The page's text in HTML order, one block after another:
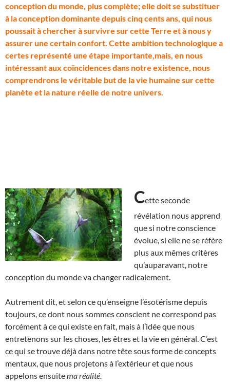
conception du monde, plus complète; elle doit se substituer
à la conception dominante depuis cinq cents ans, qui nous
poussait à chercher à survivre sur cette Terre et à nous y
assurer une certain confort. Cette ambition technologique a
certes représenté une étape importante,mais, en nous
intéressant aux coïncidences dans notre existence, nous
comprendrons le véritable but de la vie humaine sur cette
planète et la nature réelle de notre univers.
Cette seconde
révélation nous apprend
que si notre conscience
évolue, si elle ne se réfère
plus aux mêmes critères
qu’auparavant, notre
conception du monde va changer radicalement.
Autrement dit, et selon ce qu’enseigne l’ésotérisme depuis
toujours, ce dont nous sommes conscient ne correspond pas
forcément à ce qui existe en fait, mais à l’idée que nous
entretenons sur les choses, les êtres et la vie en général. C’est
ce qui se trouve déjà dans notre tête sous forme de concepts
mentaux, que nous projetons à l’extérieur et que nous
appelons ensuitema réalité.